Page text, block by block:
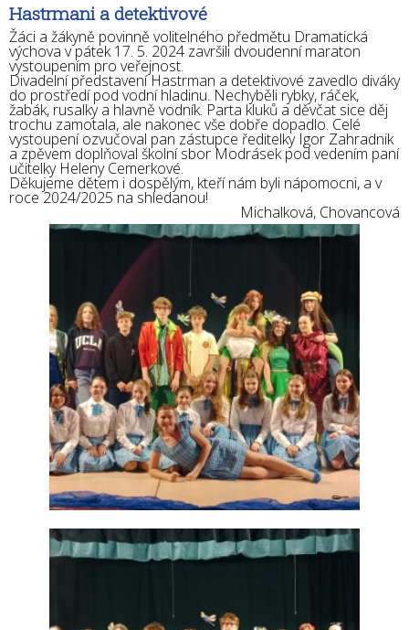
Fotogalerie ZŠ
Hastrmani a detektivové
Žáci a žákyně povinně volitelného předmětu Dramatická
výchova v pátek 17. 5. 2024 završili dvoudenní maraton
vystoupením pro veřejnost.
Divadelní představení Hastrman a detektivové zavedlo diváky
do prostředí pod vodní hladinu. Nechyběli rybky, ráček,
žabák, rusalky a hlavně vodník. Parta kluků a děvčat sice děj
trochu zamotala, ale nakonec vše dobře dopadlo. Celé
vystoupení ozvučoval pan zástupce ředitelky Igor Zahradnik
a zpěvem doplňoval školní sbor Modrásek pod vedením paní
učitelky Heleny Cemerkové.
Děkujeme dětem i dospělým, kteří nám byli nápomocni, a v
roce 2024/2025 na shledanou!
Michalková, Chovancová